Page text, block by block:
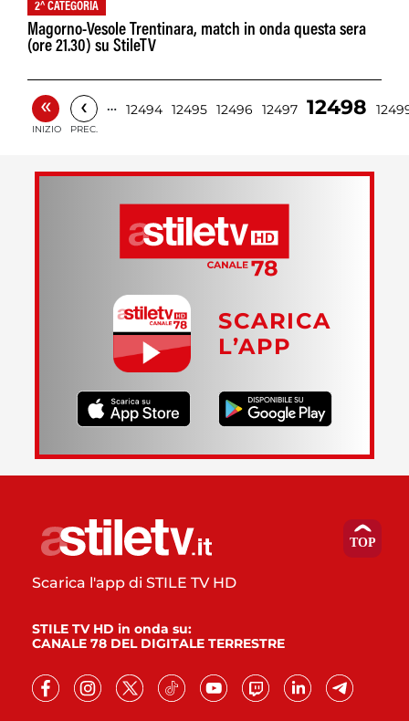
2^ CATEGORIA
Magorno-Vesole Trentinara, match in onda questa sera
(ore 21.30) su StileTV
«
INIZIO
‹
PREC.
… 12494 12495 12496 12497 12498
SCARICA
L’APP
Scarica l'app di STILE TV HD
STILE TV HD in onda su:
CANALE 78 DEL DIGITALE TERRESTRE